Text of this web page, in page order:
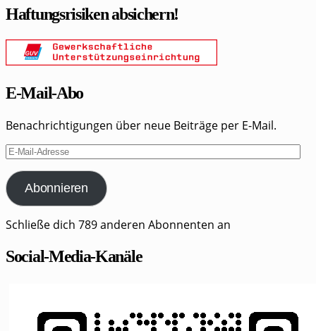
Haftungsrisiken absichern!
E-Mail-Abo
Benachrichtigungen über neue Beiträge per E-Mail.
E-
Mail-
Adresse
Abonnieren
Schließe dich 789 anderen Abonnenten an
Social-Media-Kanäle